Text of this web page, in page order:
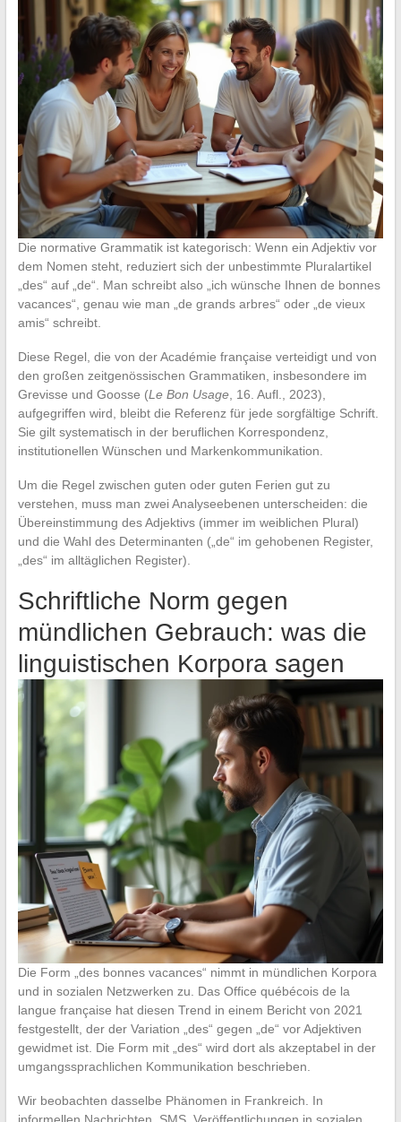
Die normative Grammatik ist kategorisch: Wenn ein Adjektiv vor
dem Nomen steht, reduziert sich der unbestimmte Pluralartikel
„des“ auf „de“. Man schreibt also „ich wünsche Ihnen de bonnes
vacances“, genau wie man „de grands arbres“ oder „de vieux
amis“ schreibt.
Diese Regel, die von der Académie française verteidigt und von
den großen zeitgenössischen Grammatiken, insbesondere im
Grevisse und Goosse (Le Bon Usage, 16. Aufl., 2023),
aufgegriffen wird, bleibt die Referenz für jede sorgfältige Schrift.
Sie gilt systematisch in der beruflichen Korrespondenz,
institutionellen Wünschen und Markenkommunikation.
Um die Regel zwischen guten oder guten Ferien gut zu
verstehen, muss man zwei Analyseebenen unterscheiden: die
Übereinstimmung des Adjektivs (immer im weiblichen Plural)
und die Wahl des Determinanten („de“ im gehobenen Register,
„des“ im alltäglichen Register).
Schriftliche Norm gegen
mündlichen Gebrauch: was die
linguistischen Korpora sagen
Die Form „des bonnes vacances“ nimmt in mündlichen Korpora
und in sozialen Netzwerken zu. Das Office québécois de la
langue française hat diesen Trend in einem Bericht von 2021
festgestellt, der der Variation „des“ gegen „de“ vor Adjektiven
gewidmet ist. Die Form mit „des“ wird dort als akzeptabel in der
umgangssprachlichen Kommunikation beschrieben.
Wir beobachten dasselbe Phänomen in Frankreich. In